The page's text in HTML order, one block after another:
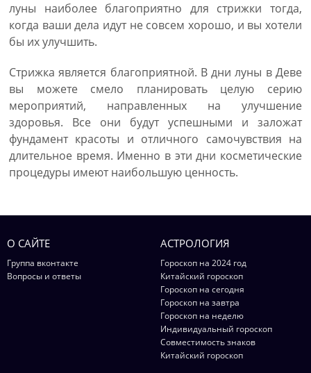
луны наиболее благоприятно для стрижки тогда,
когда ваши дела идут не совсем хорошо, и вы хотели
бы их улучшить.
Стрижка является благоприятной. В дни луны в Деве
вы можете смело планировать целую серию
мероприятий, направленных на улучшение
здоровья. Все они будут успешными и заложат
фундамент красоты и отличного самочувствия на
длительное время. Именно в эти дни косметические
процедуры имеют наибольшую ценность.
О САЙТЕ
Группа вконтакте
Вопросы и ответы
АСТРОЛОГИЯ
Гороскоп на 2024 год
Китайский гороскоп
Гороскоп на сегодня
Гороскоп на завтра
Гороскоп на неделю
Индивидуальный гороскоп
Совместимость знаков
Китайский гороскоп